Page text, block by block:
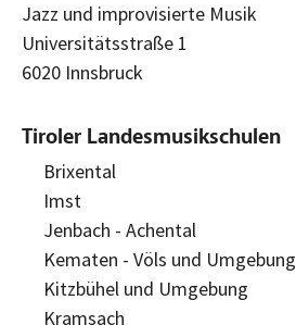
Jazz und improvisierte Musik
Universitätsstraße 1
6020 Innsbruck
Tiroler Landesmusikschulen
Brixental
Imst
Jenbach - Achental
Kematen - Völs und Umgebung
Kitzbühel und Umgebung
Kramsach